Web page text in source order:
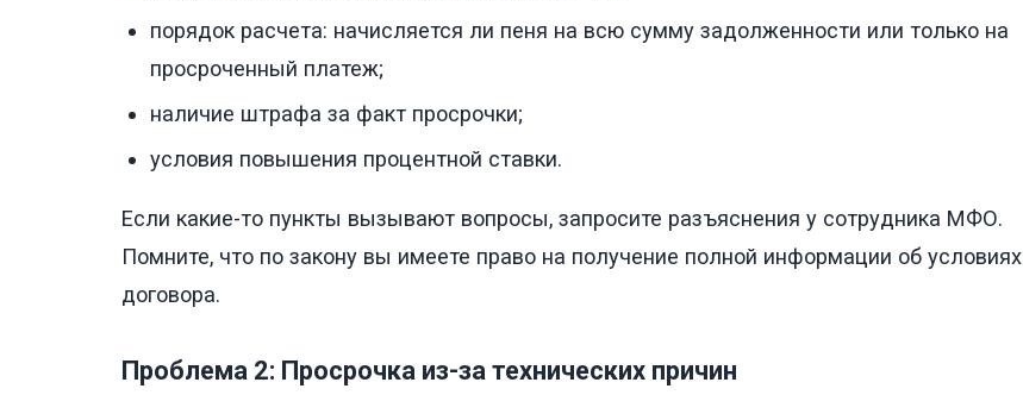
порядок расчета: начисляется ли пеня на всю сумму задолженности или только на
просроченный платеж;
наличие штрафа за факт просрочки;
условия повышения процентной ставки.
Если какие-то пункты вызывают вопросы, запросите разъяснения у сотрудника МФО.
Помните, что по закону вы имеете право на получение полной информации об условиях
договора.
Проблема 2: Просрочка из-за технических причин